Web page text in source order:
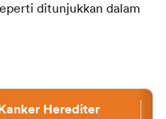
ditunjukkan dalam
Kanker Herediter